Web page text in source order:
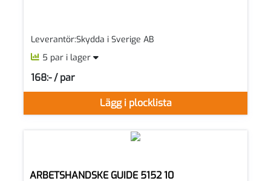
Leverantör:Skydda i Sverige AB
5 par i lager
Lägg i plocklista
168:- / par
SEK per PAR
ARBETSHANDSKE GUIDE 5152 10